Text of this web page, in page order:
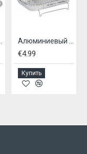
€4.99
Купить